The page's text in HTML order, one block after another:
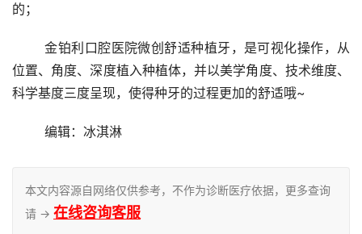
的；
	金铂利口腔医院微创舒适种植牙，是可视化操作，从
位置、角度、深度植入种植体，并以美学角度、技术维度、
科学基度三度呈现，使得种牙的过程更加的舒适哦~
	编辑：冰淇淋
本文内容源自网络仅供参考，不作为诊断医疗依据，更多查询
请 → 在线咨询客服